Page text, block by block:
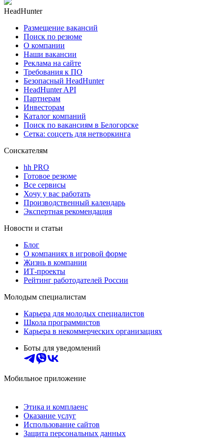
HeadHunter
Размещение вакансий
Поиск по резюме
О компании
Наши вакансии
Реклама на сайте
Требования к ПО
Безопасный HeadHunter
HeadHunter API
Партнерам
Инвесторам
Каталог компаний
Поиск по вакансиям в Белогорске
Сетка: соцсеть для нетворкинга
Соискателям
hh PRO
Готовое резюме
Все сервисы
Хочу у вас работать
Производственный календарь
Экспертная рекомендация
Новости и статьи
Блог
О компаниях в игровой форме
Жизнь в компании
ИТ-проекты
Рейтинг работодателей России
Молодым специалистам
Карьера для молодых специалистов
Школа программистов
Карьера в некоммерческих организациях
Боты для уведомлений
Мобильное приложение
Этика и комплаенс
Оказание услуг
Использование сайтов
Защита персональных данных